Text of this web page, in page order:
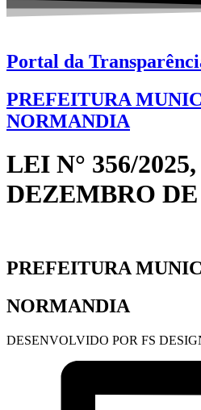
Portal da
PREFEITURA
NORMANDIA
LEI N° 356/
DEZEMBRO DE
PREFEITURA
NORMANDIA
DESENVOLVIDO POR FS